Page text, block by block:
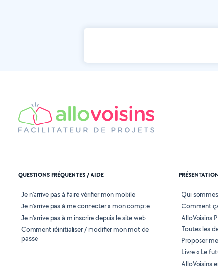
QUESTIONS FRÉQUENTES / AIDE
Je n'arrive pas à faire vérifier mon mobile
Je n'arrive pas à me connecter à mon compte
Je n'arrive pas à m'inscrire depuis le site web
Comment réinitialiser / modifier mon mot de
passe
PRÉSENTATION
Qui
Comment
AlloVoisins
Toutes les
Proposer
Livre « Le
AlloVoisins